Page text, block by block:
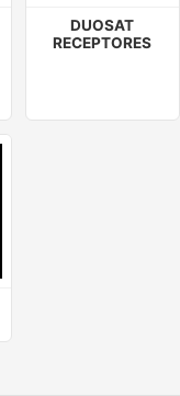
DUOSAT
RECEPTORES